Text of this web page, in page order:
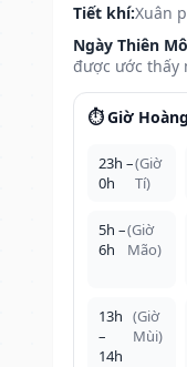
Tiết khí:Xuân
Ngày Thiên
được ước thấy
⏱️ Giờ
23h –
0h
(Giờ
Tí)
5h –
6h
(Giờ
Mão)
13h
–
14h
(Giờ
Mùi)